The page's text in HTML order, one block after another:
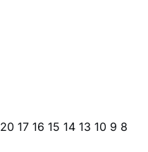
20 17 16 15 14 13 10 9 8